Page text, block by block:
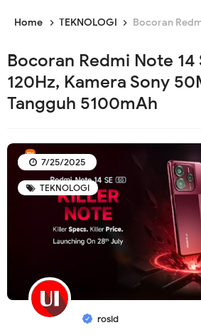
Home TEKNOLOGI Bocoran Redmi Note 14 SE 5G:
Bocoran Redmi Note 14
120Hz, Kamera Sony
Tangguh 5100mAh
TEKNOLOGI
rosid
7/25/2025